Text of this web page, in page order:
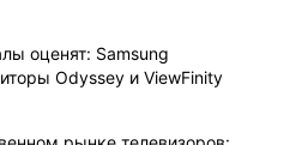
оценят: Samsung
Odyssey и ViewFinity